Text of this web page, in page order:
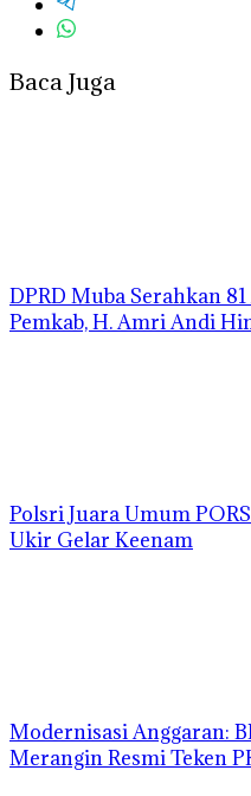
Baca Juga
DPRD Muba Serahkan
Pemkab, H. Amri Andi
Polsri Juara Umum
Ukir Gelar Keenam
Modernisasi Anggaran:
Merangin Resmi Teken